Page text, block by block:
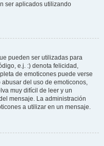
ser aplicados utilizando
pueden ser utilizadas para
e.j. :) denota felicidad,
de emoticones puede verse
del uso de emoticonos,
muy difícil de leer y un
mensaje. La administración
a utilizar en un mensaje.